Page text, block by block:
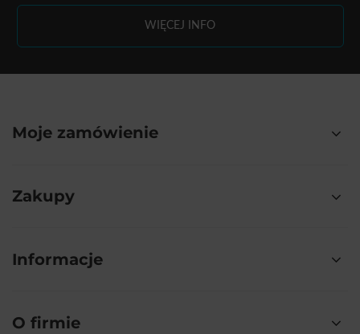
WIĘCEJ INFO
Moje zamówienie
Zakupy
Informacje
O firmie